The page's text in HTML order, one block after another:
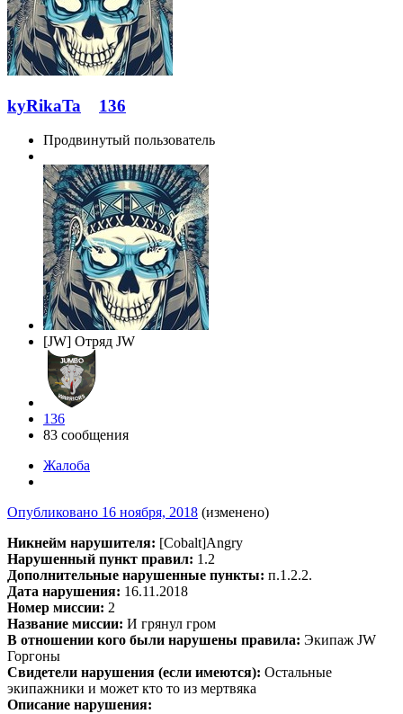
kyRikaTa 136
Продвинутый пользователь
[JW] Отряд JW
136
83 сообщения
Жалоба
Опубликовано 16 ноября, 2018 (изменено)
Никнейм нарушителя: [Cobalt]Angry
Нарушенный пункт правил: 1.2
Дополнительные нарушенные пункты: п.1.2.2.
Дата нарушения: 16.11.2018
Номер миссии: 2
Название миссии: И грянул гром
В отношении кого были нарушены правила: Экипаж JW
Горгоны
Свидетели нарушения (если имеются): Остальные
экипажники и может кто то из мертвяка
Описание нарушения: